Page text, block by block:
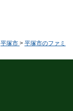
平塚市 > 平塚市のファミ